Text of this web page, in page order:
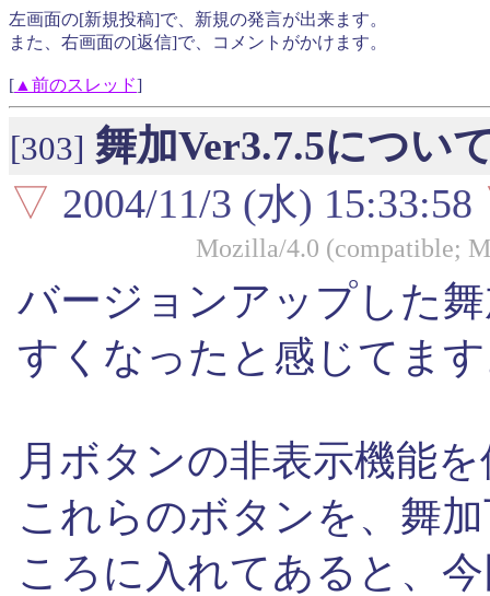
左画面の[新規投稿]で、新規の発言が出来ます。
また、右画面の[返信]で、コメントがかけます。
[ ▲前のスレッド]
[303] 舞加Ver3.7.5につい
▽ 2004/11/3 (水) 15:33:58
Mozilla/4.0 (compatible;
バージョンアップした
すくなったと感じてま
月ボタンの非表示機能
これらのボタンを、舞
ころに入れてあると、